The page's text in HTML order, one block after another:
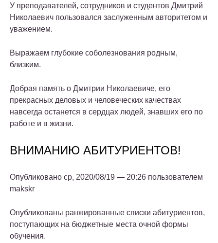
У преподавателей, сотрудников и студентов Дмитрий
Николаевич пользовался заслуженным авторитетом и
уважением.
Выражаем глубокие соболезнования родным,
близким.
Добрая память о Дмитрии Николаевиче, его
прекрасных деловых и человеческих качествах
навсегда останется в сердцах людей, знавших его по
работе и в жизни.
ВНИМАНИЮ АБИТУРИЕНТОВ!
Опубликовано ср, 2020/08/19 — 20:26 пользователем
makskr
Опубликованы ранжированные списки абитуриентов,
поступающих на бюджетные места очной формы
обучения.